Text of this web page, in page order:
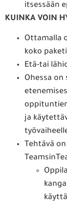
itsessään
KUINKA VOIN
Ottamalla
koko
Etä-tai
Ohessa
ja
Tehtävä